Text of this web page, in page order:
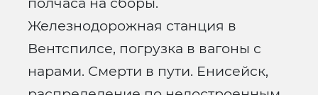
Железнодорожная станция в
Вентспилсе, погрузка в вагоны с
нарами. Смерти в пути. Енисейск,